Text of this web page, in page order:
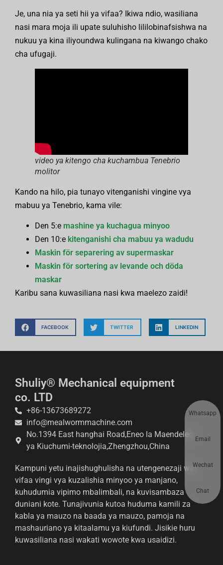
Je, una nia ya seti hii ya vifaa? Ikiwa ndio, wasiliana
nasi mara moja ili upate suluhisho lililobinafsishwa na
nukuu ya kina iliyoundwa kulingana na kiwango chako
cha ufugaji.
video ya kitengo cha kuchambua Tenebrio
molitor
Kando na hilo, pia tunayo vitenganishi vingine vya
mabuu ya Tenebrio, kama vile:
Den 5:e mashine ya kuchagua minyoo
Den 10:e kitenganishi cha mabuu ya wadudu
Maskin för separering av supermaskar
Maskin för sortering av levande och döda
maskar
Karibu sana kuwasiliana nasi kwa maelezo zaidi!
FACEBOOK TWITTER LINKEDIN
Shuliy® Mechanical equipment
co. LTD
+86-13673689272
info@mealwormmachine.com
No.1394 East hanghai Road,Eneo la Maendeleo
ya Kiuchumi-teknolojia,Zhengzhou,China
Kampuni yetu inajishughulisha na utengenezaji wa
vifaa vingi vya kuzalishia minyoo ya manjano,
kuhudumia vipimo mbalimbali, na kuvisambaza
duniani kote. Tunajivunia kutoa huduma kamili za
kabla ya mauzo na baada ya mauzo, pamoja na
mashauriano ya kitaalamu ya kiufundi. Jisikie huru
kuwasiliana nasi wakati wowote kwa usaidizi.
Whatsapp
Email
Wechat
Chat